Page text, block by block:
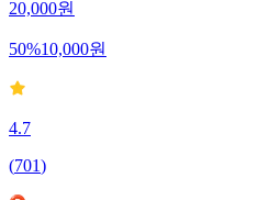
20,000원
50%10,000원
4.7
(701)